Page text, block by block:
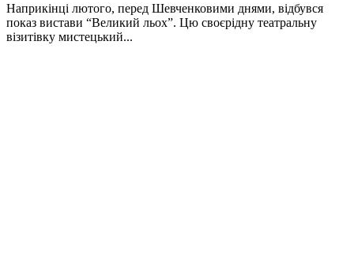
Наприкінці лютого, перед Шевченковими днями, відбувся
показ вистави “Великий льох”. Цю своєрідну театральну
візитівку мистецький...